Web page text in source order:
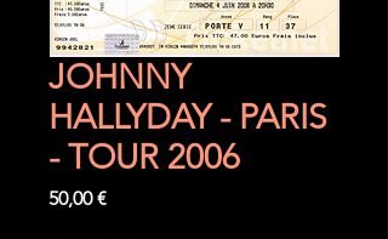
JOHNNY
HALLYDAY - PARIS
- TOUR 2006
50,00 €Prix